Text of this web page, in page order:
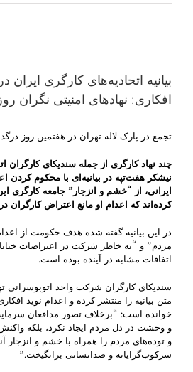
بیانیه اتحادیه‌های کارگری ایران
افکاری: نهادهای امنیتی نگران
تجمع در پارک لاله تهران در هفتمین روز
چند نهاد کارگری از جمله سندیکای کارگران
نیشکر هفت‌تپه در بیانیه‌ای با محکوم کردن
ایرانی، از “خشم و انزجار” جامعه کارگری
کرده‌اند که اعدام او مانع اعتراض‌ کارگران
در این بیانیه گفته شده هدف حکومت از
مردم” و “به خاطر شرکت در اعتراضات
اتفاقات مشابه در آینده بوده است.
سندیکای کارگران شرکت واحد اتوبوسرانی
متن بیانیه‌ را منتشر کرده و اعدام نوید
خوانده است: “برخلاف تصور مدافعان
و وحشت در دل مردم ایجاد نکرد، بلکه
و توده‌های مردم را همراه با خشم و انزجار
سرکوب‌گرایانه و ضدانسانی برانگیخت.”